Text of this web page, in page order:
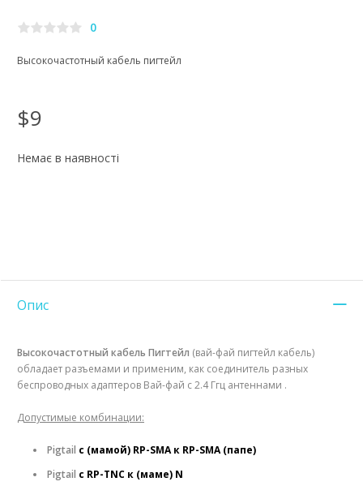
0
Высокочастотный кабель пигтейл
$9
Немає в наявності
Опис
Высокочастотный кабель Пигтейл (вай-фай пигтейл кабель)
обладает разъемами и применим, как соединитель разных
беспроводных адаптеров Вай-фай с 2.4 Ггц антеннами .
Допустимые комбинации:
Рigtail с (мамой) RP-SMA к RP-SMA (папе)
Рigtail с RP-TNC к (маме) N